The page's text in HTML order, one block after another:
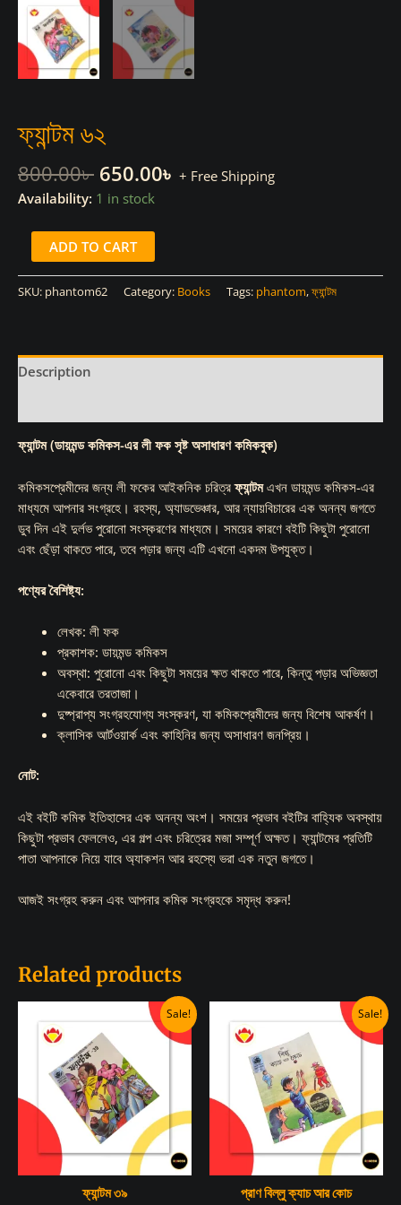
ফ্যান্টম ৬২
800.00৳ Original
price
800.00৳ .
650.00৳ Current
+ Free Shipping
Availability: 1 in stock
quantity
ADD TO CART
SKU: phantom62 Category: Books Tags: phantom,ফ্যান্টম
Description
ফ্যান্টম (ডায়মন্ড কমিকস-এর লী ফক সৃষ্ট অসাধারণ কমিকবুক)
কমিকসপ্রেমীদের জন্য লী ফকের আইকনিক চরিত্রফ্যান্টমএখন ডায়মন্ড কমিকস-এর
মাধ্যমে আপনার সংগ্রহে। রহস্য, অ্যাডভেঞ্চার, আর ন্যায়বিচারের এক অনন্য জগতে
ডুব দিন এই দুর্লভ পুরোনো সংস্করণের মাধ্যমে। সময়ের কারণে বইটি কিছুটা পুরোনো
এবং ছেঁড়া থাকতে পারে, তবে পড়ার জন্য এটি এখনো একদম উপযুক্ত।
পণ্যের বৈশিষ্ট্য:
লেখক: লী ফক
প্রকাশক: ডায়মন্ড কমিকস
অবস্থা: পুরোনো এবং কিছুটা সময়ের ক্ষত থাকতে পারে, কিন্তু পড়ার অভিজ্ঞতা
একেবারে তরতাজা।
দুষ্প্রাপ্য সংগ্রহযোগ্য সংস্করণ, যা কমিকপ্রেমীদের জন্য বিশেষ আকর্ষণ।
ক্লাসিক আর্টওয়ার্ক এবং কাহিনির জন্য অসাধারণ জনপ্রিয়।
নোট:
এই বইটি কমিক ইতিহাসের এক অনন্য অংশ। সময়ের প্রভাব বইটির বাহ্যিক অবস্থায়
কিছুটা প্রভাব ফেললেও, এর গল্প এবং চরিত্রের মজা সম্পূর্ণ অক্ষত। ফ্যান্টমের প্রতিটি
পাতা আপনাকে নিয়ে যাবে অ্যাকশন আর রহস্যে ভরা এক নতুন জগতে।
আজই সংগ্রহ করুন এবং আপনার কমিক সংগ্রহকে সমৃদ্ধ করুন!
Related products
Sale!
ফ্যান্টম ৩৯
Sale!
প্রাণ বিল্লু ক্যাচ আর কোচ